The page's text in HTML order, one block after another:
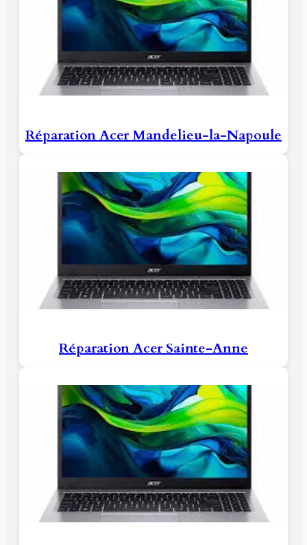
Réparation Acer Mandelieu-la-Napoule
Réparation Acer Sainte-Anne